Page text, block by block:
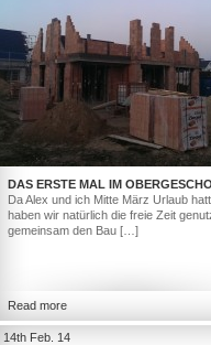
DAS ERSTE MAL IM
Da Alex und ich Mitte März Urlaub
haben wir natürlich die freie Zeit
gemeinsam den Bau […]
Read more
14th Feb. 14